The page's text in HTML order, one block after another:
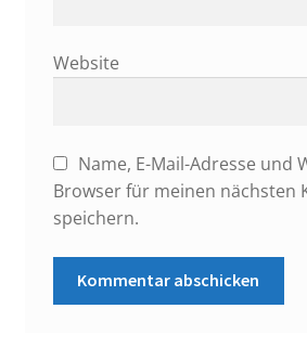
Website
Name, E-Mail-Adresse und
Browser für meinen nächsten
speichern.